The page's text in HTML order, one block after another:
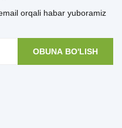
orqali habar yuboramiz
OBUNA BO'LISH